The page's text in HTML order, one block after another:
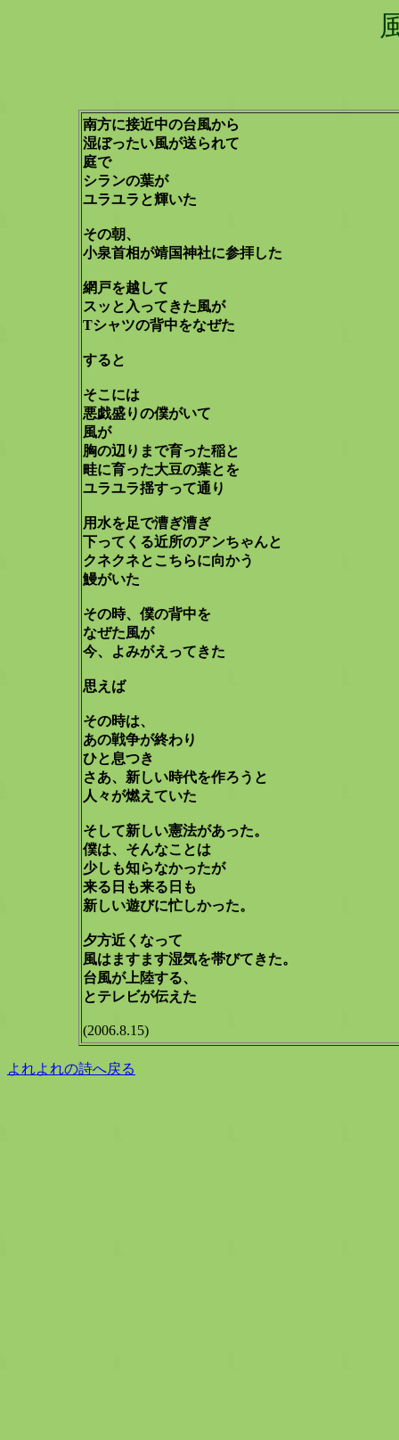
南方に接近中の台風から
湿ぼったい風が送られて
庭で
シランの葉が
ユラユラと輝いた
その朝、
小泉首相が靖国神社に参拝した
網戸を越して
スッと入ってきた風が
Tシャツの背中をなぜた
すると
そこには
悪戯盛りの僕がいて
風が
胸の辺りまで育った稲と
畦に育った大豆の葉とを
ユラユラ揺すって通り
用水を足で漕ぎ漕ぎ
下ってくる近所のアンちゃんと
クネクネとこちらに向かう
鰻がいた
その時、僕の背中を
なぜた風が
今、よみがえってきた
思えば
その時は、
あの戦争が終わり
ひと息つき
さあ、新しい時代を作ろうと
人々が燃えていた
そして新しい憲法があった。
僕は、そんなことは
少しも知らなかったが
来る日も来る日も
新しい遊びに忙しかった。
夕方近くなって
風はますます湿気を帯びてきた。
台風が上陸する、
とテレビが伝えた
(2006.8.15)
よれよれの詩へ戻る